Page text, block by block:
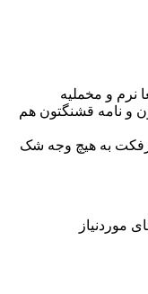
نرم و مخملیه
و نامه قشنگتون هم
به هیچ وجه شک
موردنیاز